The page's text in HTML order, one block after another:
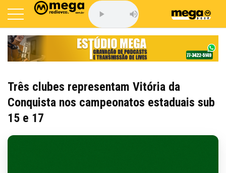
Três clubes representam Vitória da
Conquista nos campeonatos estaduais sub
15 e 17